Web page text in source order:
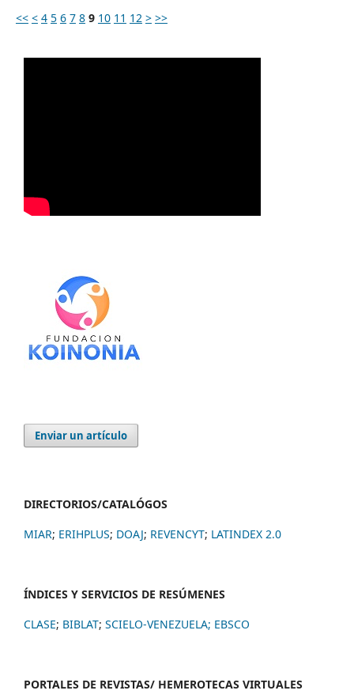
<< < 4 5 6 7 8 9 10 11 12 > >>
Enviar un artículo
DIRECTORIOS/CATALÓGOS
MIAR; ERIHPLUS; DOAJ; REVENCYT; LATINDEX 2.0
ÍNDICES Y SERVICIOS DE RESÚMENES
CLASE; BIBLAT; SCIELO-VENEZUELA; EBSCO
PORTALES DE REVISTAS/ HEMEROTECAS VIRTUALES